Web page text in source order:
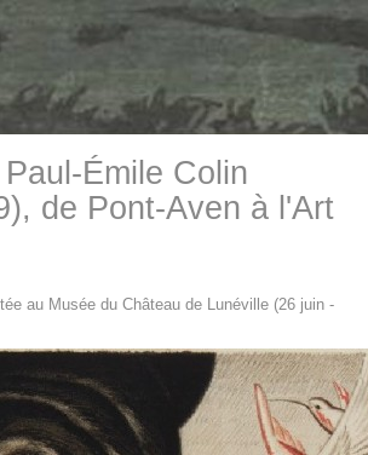
Émile Colin
de Pont-Aven à l'Art
au Musée du Château de Lunéville (26 juin -